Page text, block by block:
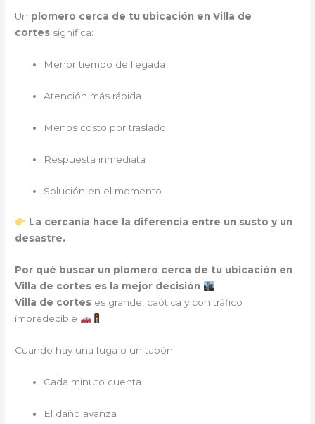
Un plomero cerca de tu ubicación en Villa de
cortes significa:
Menor tiempo de llegada
Atención más rápida
Menos costo por traslado
Respuesta inmediata
Solución en el momento
La cercanía hace la diferencia entre un susto y un
desastre.
Por qué buscar un plomero cerca de tu ubicación en
Villa de cortes es la mejor decisión
Villa de cortes es grande, caótica y con tráfico
impredecible
Cuando hay una fuga o un tapón:
Cada minuto cuenta
El daño avanza